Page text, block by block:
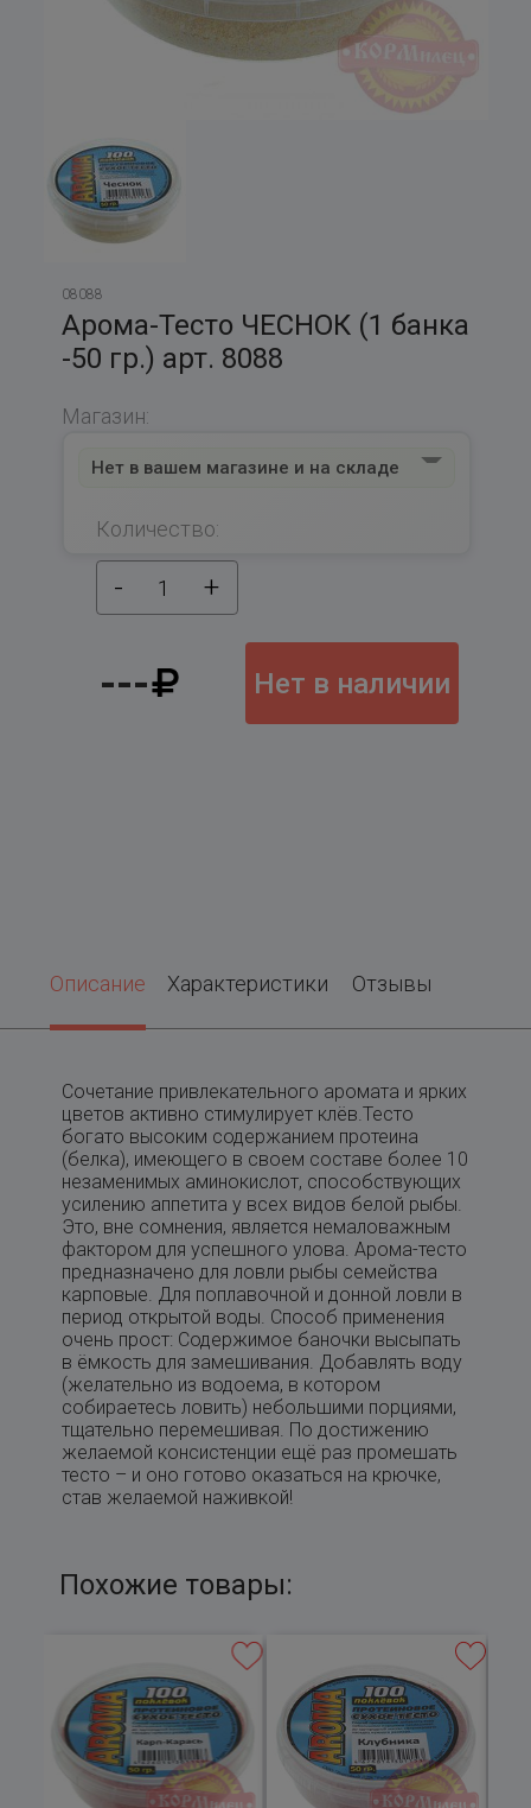
08088
Арома-Тесто ЧЕСНОК (1 банка
-50 гр.) арт. 8088
Магазин:
Нет в вашем магазине и на складе
Количество:
- 1 +
--- Нет в наличии
Описание Характеристики Отзывы
Сочетание привлекательного аромата и ярких
цветов активно стимулирует клёв.Тесто
богато высоким содержанием протеина
(белка), имеющего в своем составе более 10
незаменимых аминокислот, способствующих
усилению аппетита у всех видов белой рыбы.
Это, вне сомнения, является немаловажным
фактором для успешного улова. Арома-тесто
предназначено для ловли рыбы семейства
карповые. Для поплавочной и донной ловли в
период открытой воды. Способ применения
очень прост: Содержимое баночки высыпать
в ёмкость для замешивания. Добавлять воду
(желательно из водоема, в котором
собираетесь ловить) небольшими порциями,
тщательно перемешивая. По достижению
желаемой консистенции ещё раз промешать
тесто – и оно готово оказаться на крючке,
став желаемой наживкой!
Похожие товары: